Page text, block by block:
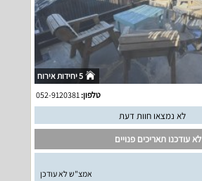
5 יחידות אירוח
טלפון:
לא נמצאו חוות דעת
לא עודכנו תאריכים פנויים
אמצ"ש לא עודכן